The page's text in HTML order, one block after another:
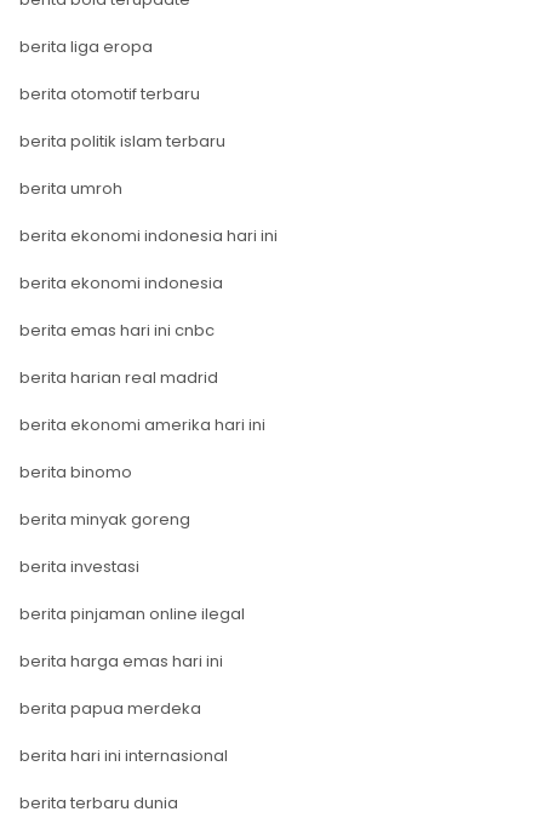
berita liga eropa
berita otomotif terbaru
berita politik islam terbaru
berita umroh
berita ekonomi indonesia hari ini
berita ekonomi indonesia
berita emas hari ini cnbc
berita harian real madrid
berita ekonomi amerika hari ini
berita binomo
berita minyak goreng
berita investasi
berita pinjaman online ilegal
berita harga emas hari ini
berita papua merdeka
berita hari ini internasional
berita terbaru dunia